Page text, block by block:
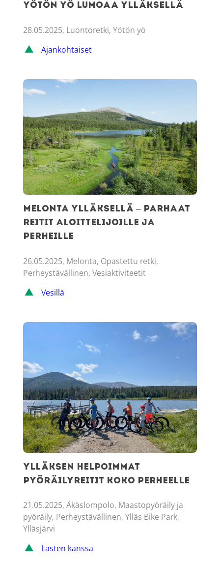
Yötön yö lumoaa Ylläksellä
28.05.2025, Luontoretki, Yötön yö
Ajankohtaiset
Melonta Ylläksellä – parhaat reitit aloittelijoille ja perheille
Melonta Ylläksellä – parhaat
reitit aloittelijoille ja
perheille
26.05.2025, Melonta, Opastettu retki,
Perheystävällinen, Vesiaktiviteetit
Vesillä
Ylläksen helpoimmat pyöräilyreitit koko perheelle
Ylläksen helpoimmat
pyöräilyreitit koko perheelle
21.05.2025, Äkäslompolo, Maastopyöräily ja
pyöräily, Perheystävällinen, Ylläs Bike Park,
Ylläsjärvi
Lasten kanssa